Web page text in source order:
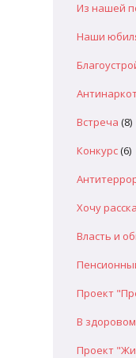
Из нашей
Наши
Встреча (8)
Конкурс(6)
Хочу
Власть и
Проект
В
Проект